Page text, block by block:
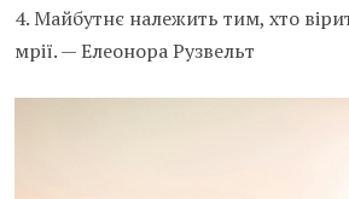
4. Майбутнє належить тим, хто
мрії. — Елеонора Рузвельт